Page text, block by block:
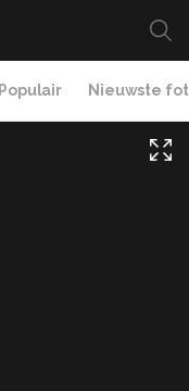
Populair Nieuwste